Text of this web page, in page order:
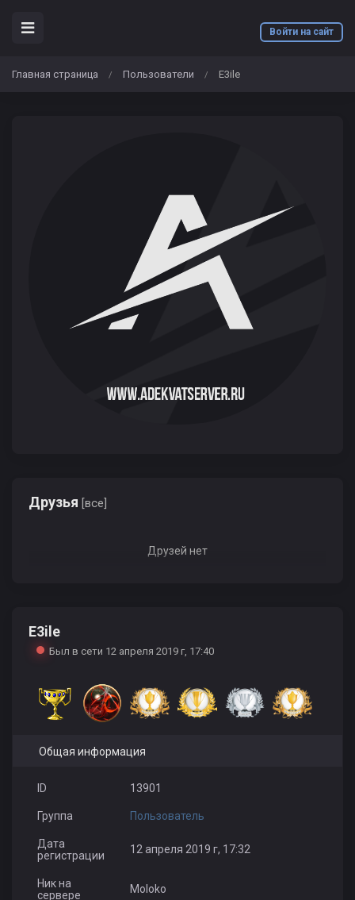
Войти на сайт
Главная страница / Пользователи / E3ile
Друзья [все]
Друзей нет
E3ile
Был в сети 12 апреля 2019 г, 17:40
Общая информация
ID 13901
Группа Пользователь
Дата
регистрации
12 апреля 2019 г, 17:32
Ник на
сервере
Moloko